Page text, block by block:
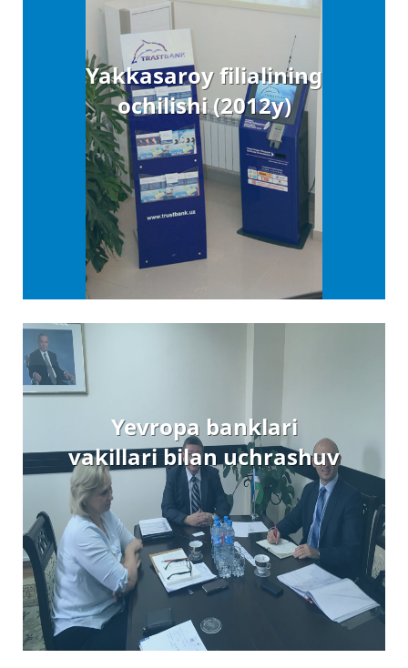
Yakkasaroy filialining
ochilishi (2012y)
Yevropa banklari
vakillari bilan uchrashuv